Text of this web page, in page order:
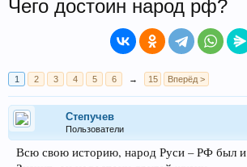
Чего достоин народ рф?
1 2 3 4 5 6 → 15 Вперёд >
Степучев
Пользователи
Всю свою историю, народ Руси – РФ был и